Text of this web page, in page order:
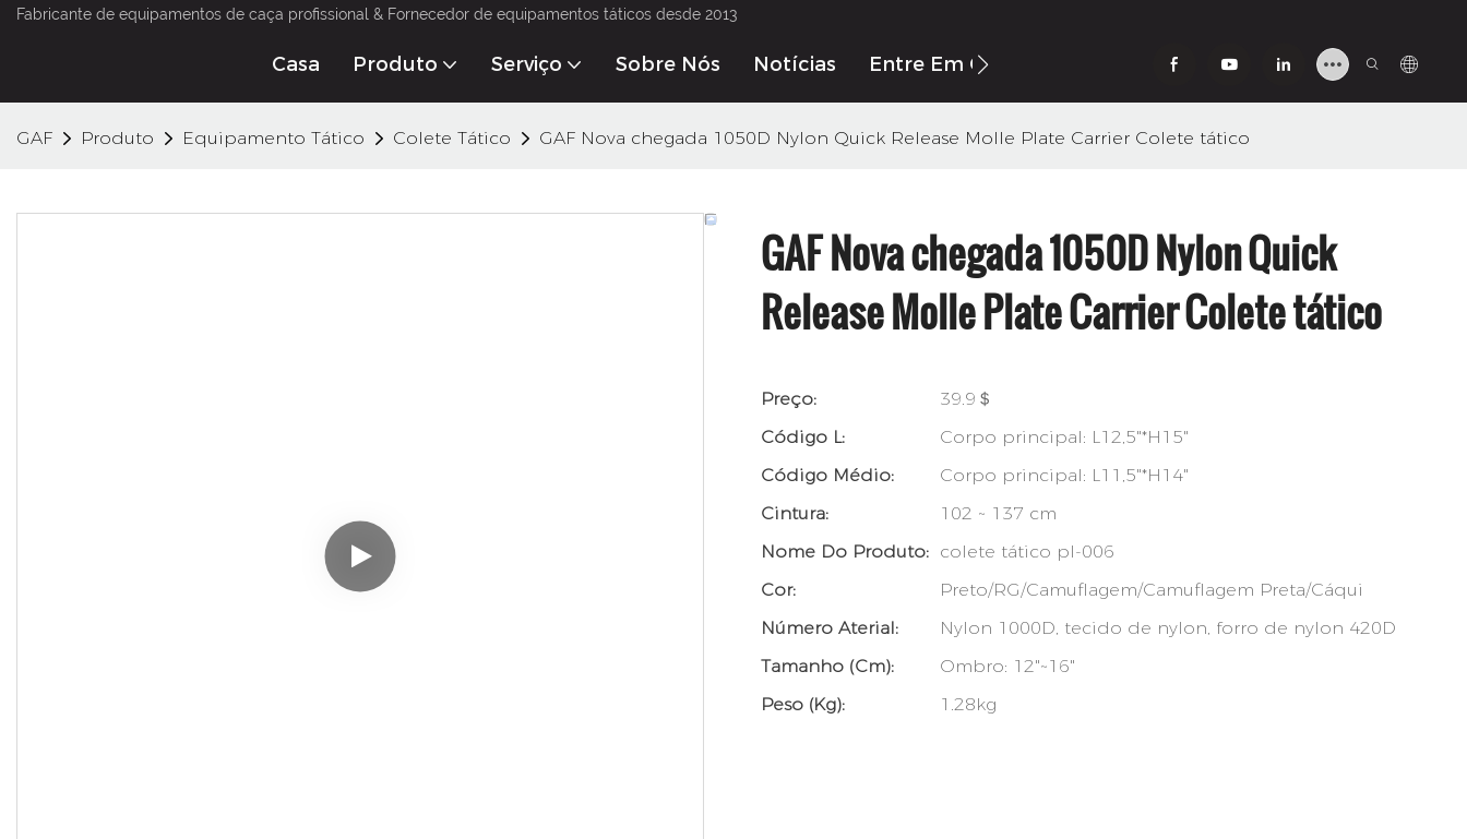
Fabricante de equipamentos de caça profissional & Fornecedor de equipamentos táticos desde 2013
Casa Produto Serviço Sobre Nós Notícias Entre Em Contato Conosco
GAF Produto Equipamento Tático Colete Tático GAF Nova chegada 1050D Nylon Quick Release Molle Plate Carrier Colete tático
GAF Nova chegada 1050D Nylon Quick
Release Molle Plate Carrier Colete tático
Preço:
39.9＄
Código L:
Corpo principal: L12,5"*H15"
Código Médio:
Corpo principal: L11,5"*H14"
Cintura:
102 ~ 137 cm
Nome Do Produto: colete tático pl-006
Cor:
Preto/RG/Camuflagem/Camuflagem Preta/Cáqui
Número Aterial:
Nylon 1000D, tecido de nylon, forro de nylon 420D
Tamanho (cm):
Ombro: 12"~16"
Peso (kg):
1.28kg